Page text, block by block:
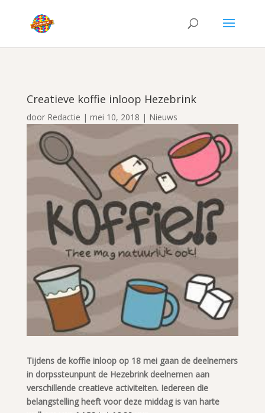
Creatieve koffie inloop Hezebrink
door Redactie | mei 10, 2018 | Nieuws
Tijdens de koffie inloop op 18 mei gaan de deelnemers
in dorpssteunpunt de Hezebrink deelnemen aan
verschillende creatieve activiteiten. Iedereen die
belangstelling heeft voor deze middag is van harte